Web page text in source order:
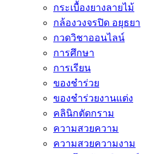
กระเบื้องยางลายไม้
กล้องวงจรปิด อยุธยา
กวดวิชาออนไลน์
การศึกษา
การเรียน
ของชำร่วย
ของชำร่วยงานแต่ง
คลินิกตัดกราม
ความสวยความ
ความสวยความงาม